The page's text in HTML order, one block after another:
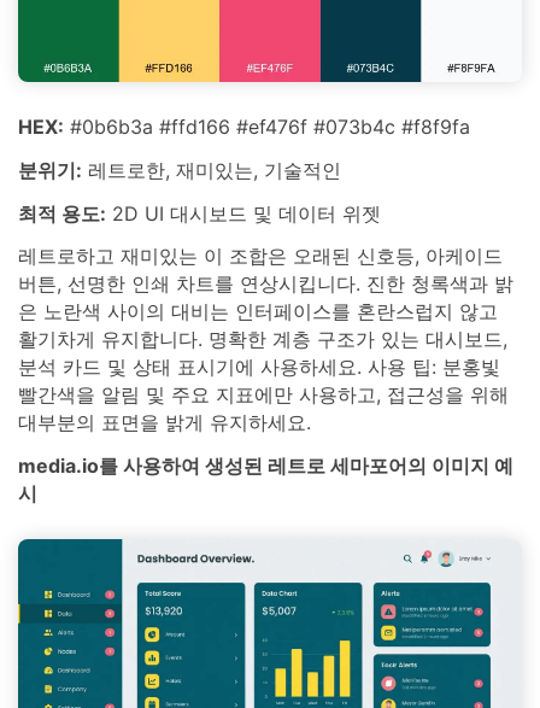
HEX: #0b6b3a #ffd166 #ef476f #073b4c #f8f9fa
분위기: 레트로한, 재미있는, 기술적인
최적 용도: 2D UI 대시보드 및 데이터 위젯
레트로하고 재미있는 이 조합은 오래된 신호등, 아케이드
버튼, 선명한 인쇄 차트를 연상시킵니다. 진한 청록색과 밝
은 노란색 사이의 대비는 인터페이스를 혼란스럽지 않고
활기차게 유지합니다. 명확한 계층 구조가 있는 대시보드,
분석 카드 및 상태 표시기에 사용하세요. 사용 팁: 분홍빛
빨간색을 알림 및 주요 지표에만 사용하고, 접근성을 위해
대부분의 표면을 밝게 유지하세요.
media.io를 사용하여 생성된 레트로 세마포어의 이미지 예
시